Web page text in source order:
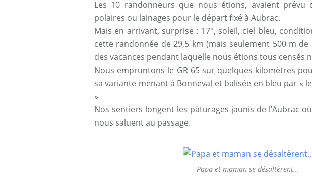
Les 10 randonneurs que nous étions, avaient prévu
polaires ou lainages pour le départ fixé à Aubrac.
Mais en arrivant, surprise : 17°, soleil, ciel bleu,
cette randonnée de 29,5 km (mais seulement 500 m
des vacances pendant laquelle nous étions tous censés
Nous empruntons le GR 65 sur quelques kilomètres
sa variante menant à Bonneval et balisée en bleu par «
»
Nos sentiers longent les pâturages jaunis de l’Aubrac
nous saluent au passage.
Papa et maman se désaltèrent...